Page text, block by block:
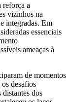
reforça a
vizinhos na
integradas. Em
essenciais
ameaças à
de momentos
desafios
distantes dos